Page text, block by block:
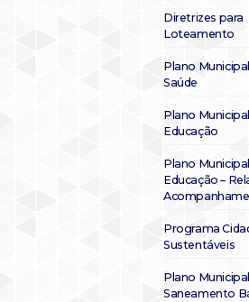
Diretrizes para
Loteamento
Plano
Saúde
Plano
Educação
Plano
Educação –
Programa
Sustentáveis
Plano
Saneamento